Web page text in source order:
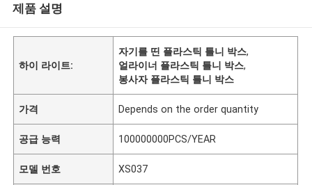
제품 설명
하이 라이트:
자기를 띤 플라스틱 틀니 박스,
얼라이너 플라스틱 틀니 박스,
봉사자 플라스틱 틀니 박스
가격 Depends on the order quantity
공급 능력 100000000PCS/YEAR
모델 번호 XS037